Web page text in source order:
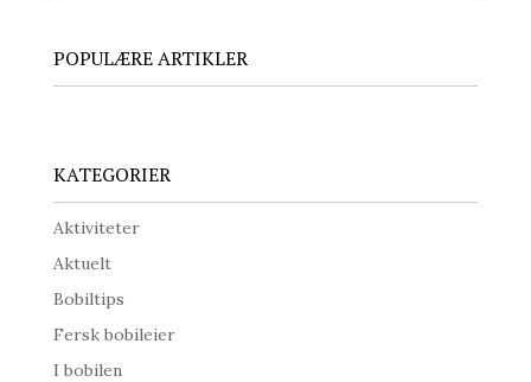
POPULÆRE ARTIKLER
KATEGORIER
Aktiviteter
Aktuelt
Bobiltips
Fersk bobileier
I bobilen